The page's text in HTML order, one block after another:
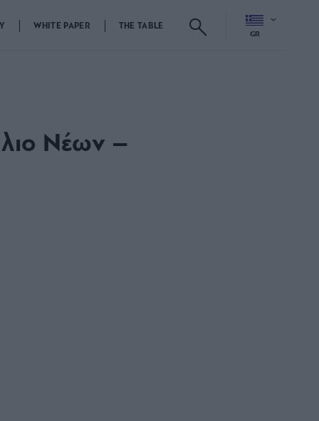
WHITE PAPER THE TABLE
GR
Νέων –